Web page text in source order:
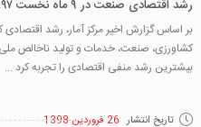
رشد اقتصادی صنعت در ۹ ماه نخست ۹۷؛ منفی ۷.۹ درصد
کشاورزی، صنعت، خدمات و تولید ناخالص
بیشترین رشد منفی اقتصادی را تجربه کرد ...
تاریخ انتشار 26 فروردین 1398